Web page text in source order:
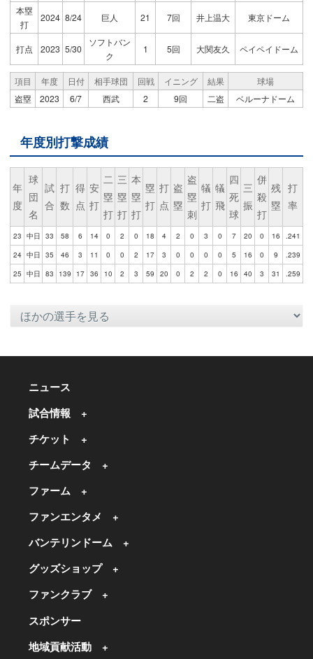
本塁
打
2024 8/24 巨人 21 7回 井上温大 東京ドーム
打点 2023 5/30
ソフトバン
ク
1 5回 大関友久 ペイペイドーム
項目 年度 日付 相手球団 回戦 イニング 結果
球場
盗塁
2023 6/7 西武 2 9回 二盗 ベルーナドーム
年度別打撃成績
年
度
球
団
名
試
合
打
数
得
点
安
打
二
塁
打
三
塁
打
本
塁
打
塁
打
打
点
盗
塁
盗
塁
刺
犠
打
犠
飛
四
死
球
三
振
併
殺
打
残
塁
打
率
23 中日 33 58 6 14 0 2 0 18 4 2 0 3 0 7 20 0 16
.241
24 中日 35 46 3 11 0 0 2 17 3 0 0 0 0 5 16 0 9
.239
25 中日 83 139 17 36 10 2 3 59 20 0 2 2 0 16 40 3 31 .259
ニュース
試合情報
チケット
チームデータ
ファーム
ファンエンタメ
バンテリンドーム
グッズショップ
ファンクラブ
スポンサー
地域貢献活動